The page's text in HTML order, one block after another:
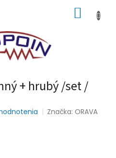
+ hrubý /set /
Značka:ORAVA